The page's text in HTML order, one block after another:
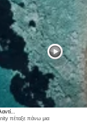
πέταξε πάνω μια